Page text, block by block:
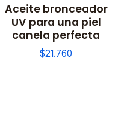
Aceite bronceador
UV para una piel
canela perfecta
$21.760